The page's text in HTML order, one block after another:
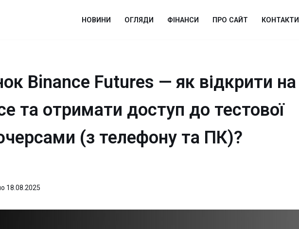
НОВИНИ ОГЛЯДИ ФІНАНСИ ПРО САЙТ КОНТАКТИ
Binance Futures — як відкрити на
та отримати доступ до тестової
(з телефону та ПК)?
18.08.2025